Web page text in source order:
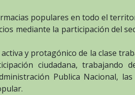
populares en todo el
mediante la participación del
y protagónico de la clase
ciudadana, trabajando
Publica Nacional,